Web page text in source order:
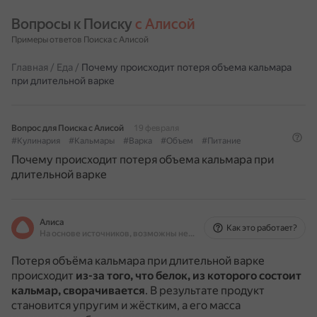
Вопросы к Поиску с Алисой
Примеры ответов Поиска с Алисой
Главная / Еда / Почему происходит потеря объема кальмара
при длительной варке
Вопрос для Поиска с Алисой
19 февраля
#Кулинария
#Кальмары #Варка #Объем #Питание
Почему происходит потеря объема кальмара при
длительной варке
Алиса
На основе источников, возможны неточности
Как это работает?
Потеря объёма кальмара при длительной варке
происходит из-за того, что белок, из которого состоит
кальмар, сворачивается. В результате продукт
становится упругим и жёстким, а его масса